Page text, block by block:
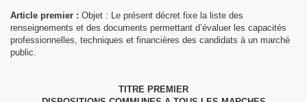
Article premier : Objet : Le présent décret fixe la liste des
renseignements et des documents permettant d’évaluer les capacités
professionnelles, techniques et financières des candidats à un marché
public.
TITRE PREMIER